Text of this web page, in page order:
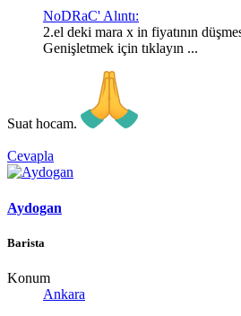
NoDRaC' Alıntı:
2.el deki mara x in fiyatının
Genişletmek için tıklayın ...
Suat hocam.
Cevapla
Aydogan
Barista
Konum
Ankara